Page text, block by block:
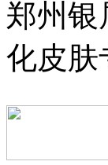
郑州银
化皮肤